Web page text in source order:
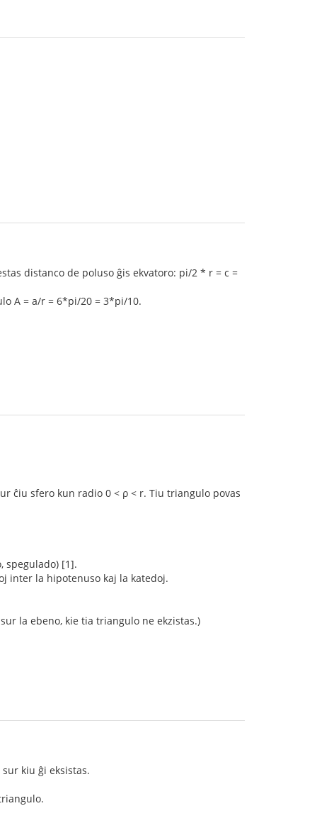
distanco de poluso ĝis ekvatoro: pi/2 * r = c =
A = a/r = 6*pi/20 = 3*pi/10.
ĉiu sfero kun radio 0 < ρ < r. Tiu triangulo povas
spegulado) [1].
inter la hipotenuso kaj la katedoj.
la ebeno, kie tia triangulo ne ekzistas.)
kiu ĝi eksistas.